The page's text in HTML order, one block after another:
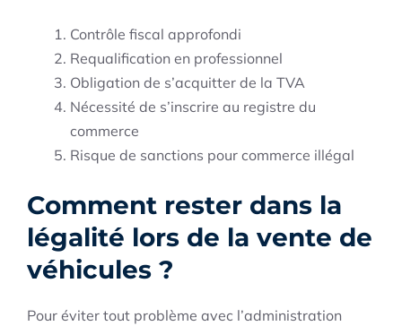
Contrôle fiscal approfondi
Requalification en professionnel
Obligation de s’acquitter de la TVA
Nécessité de s’inscrire au registre du
commerce
Risque de sanctions pour commerce illégal
Comment rester dans la
légalité lors de la vente de
véhicules ?
Pour éviter tout problème avec l’administration